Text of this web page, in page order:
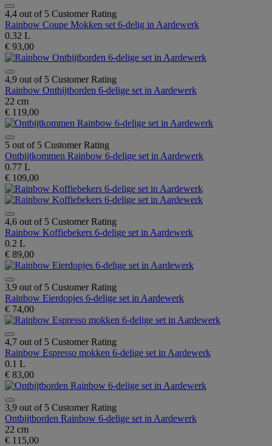
4,4 out of 5 Customer Rating
Rainbow Coupe Mokken set 6-delig in Aardewerk
0.32 L
€ 93,00
4,9 out of 5 Customer Rating
Rainbow Ontbijtborden 6-delige set in Aardewerk
22 cm
€ 119,00
5 out of 5 Customer Rating
Ontbijtkommen Rainbow 6-delige set in Aardewerk
0.77 L
€ 109,00
4,6 out of 5 Customer Rating
Rainbow Koffiebekers 6-delige set in Aardewerk
0.2 L
€ 89,00
3,9 out of 5 Customer Rating
Rainbow Eierdopjes 6-delige set in Aardewerk
€ 74,00
4,7 out of 5 Customer Rating
Rainbow Espresso mokken 6-delige set in Aardewerk
0.1 L
€ 83,00
3,9 out of 5 Customer Rating
Ontbijtborden Rainbow 6-delige set in Aardewerk
22 cm
€ 115,00